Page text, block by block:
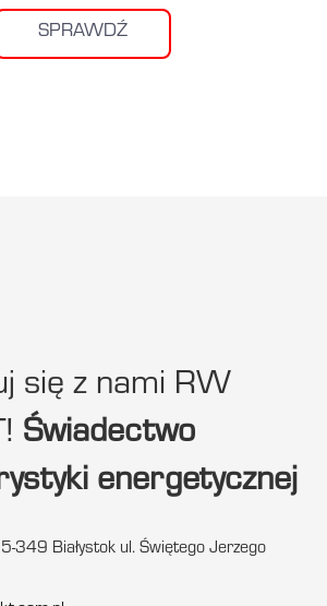
SPRAWDŹ
się z nami RW
Świadectwo
energetycznej
349 Białystok ul. Świętego Jerzego